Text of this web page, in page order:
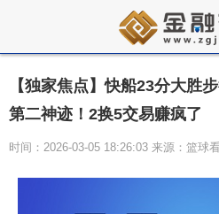
【独家焦点】快船23分大胜
第二神迹！2换5交易赚疯了
时间：2026-03-05 18:26:03 来源：篮球